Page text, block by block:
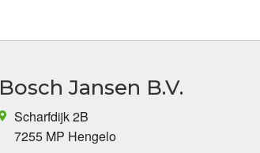
Bosch Jansen B.V.
Scharfdijk 2B
7255 MP Hengelo